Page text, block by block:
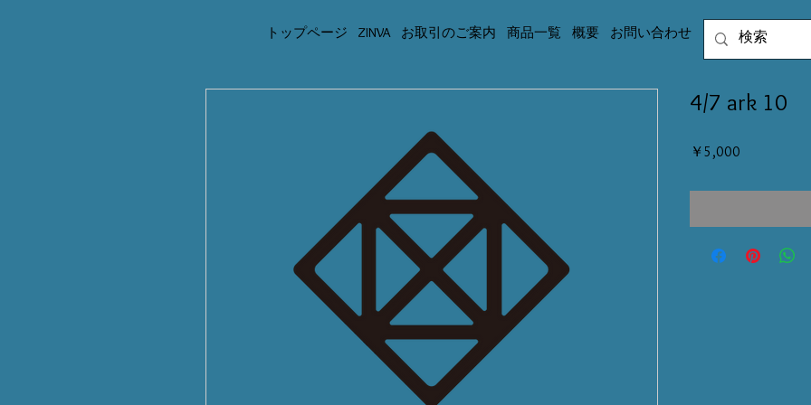
トップページ ZINVA お取引のご案内 商品一覧 概要 お問い合わせ
4/7 ark 10
￥5,000